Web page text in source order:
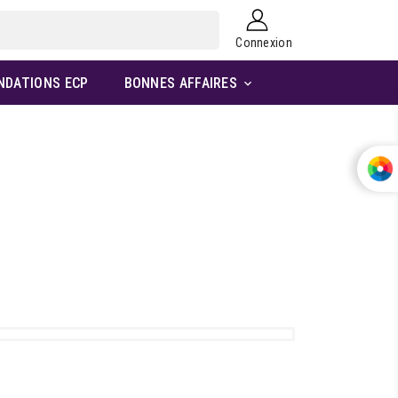
Connexion
ECP BONNES AFFAIRES 